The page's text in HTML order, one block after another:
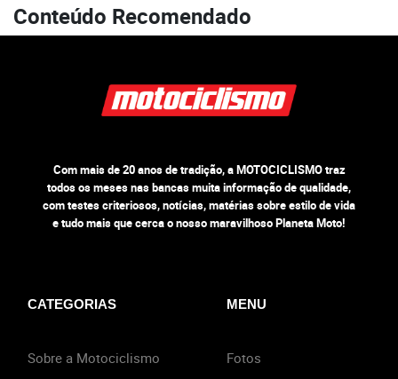
Conteúdo Recomendado
Com mais de 20 anos de tradição, a MOTOCICLISMO traz
todos os meses nas bancas muita informação de qualidade,
com testes criteriosos, notícias, matérias sobre estilo de vida
e tudo mais que cerca o nosso maravilhoso Planeta Moto!
CATEGORIAS
Sobre a Motociclismo
MENU
Fotos